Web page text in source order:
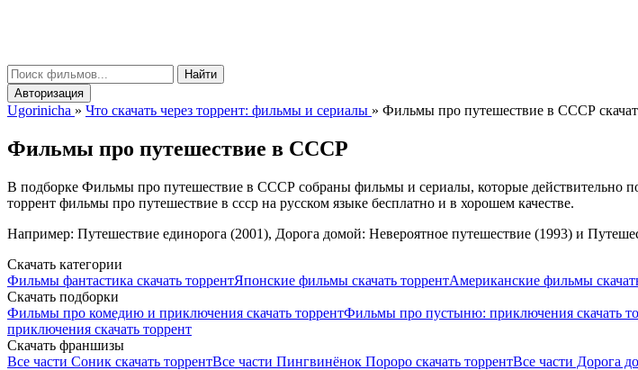
Найти
Авторизация
Ugorinicha » Что скачать через торрент: фильмы и сериалы » Фильмы про путешествие в СССР
Фильмы про путешествие в СССР
В подборке Фильмы про путешествие в СССР собраны фильмы и сериалы, которые действительно
торрент фильмы про путешествие в ссср на русском языке бесплатно и в хорошем качестве.
Например: Путешествие единорога (2001), Дорога домой: Невероятное путешествие (1993) и
Скачать категории
Фильмы фантастика скачать торрентЯпонские фильмы скачать торрентАмериканские фильмы
Скачать подборки
Фильмы про комедию и приключения скачать торрентФильмы про пустыню: приключения скачать
приключения скачать торрент
Скачать франшизы
Все части Соник скачать торрентВсе части Пингвинёнок Пороро скачать торрентВсе части Дорога